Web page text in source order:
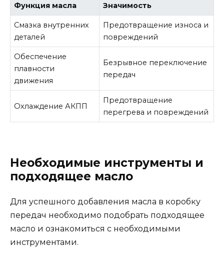
Функция масла Значимость
Смазка внутренних
деталей
Предотвращение износа и
повреждений
Обеспечение
плавности
движения
Безрывное переключение
передач
Охлаждение АКПП
Предотвращение
перегрева и повреждений
Необходимые инструменты и
подходящее масло
Для успешного добавления масла в коробку
передач необходимо подобрать подходящее
масло и ознакомиться с необходимыми
инструментами.